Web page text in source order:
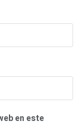
en este